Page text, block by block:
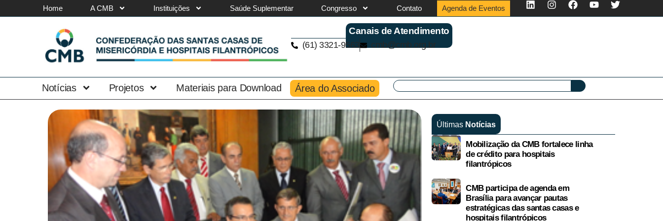
Home A CMB Instituições Saúde Suplementar Congresso Contato Agenda de Eventos
Canais de Atendimento
(61) 3321-9563 cmb@cmb.org.br
Notícias Projetos Materiais para Download Área do Associado
Últimas Notícias
Mobilização da CMB fortalece linha
de crédito para hospitais
filantrópicos
CMB participa de agenda em
Brasília para avançar pautas
estratégicas das santas casas e
hospitais filantrópicos